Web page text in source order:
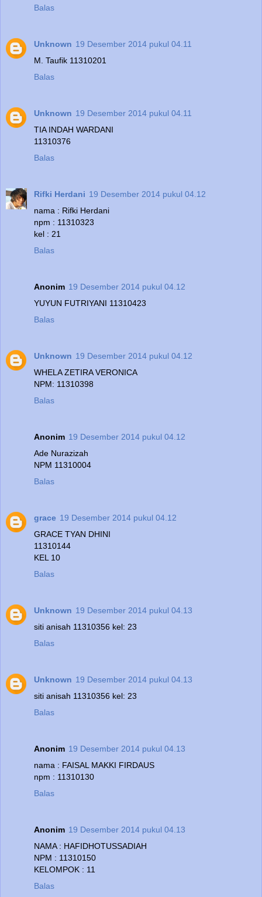
Balas
Unknown 19 Desember 2014 pukul 04.11
M. Taufik 11310201
Balas
Unknown 19 Desember 2014 pukul 04.11
TIA INDAH WARDANI
11310376
Balas
Rifki Herdani 19 Desember 2014 pukul 04.12
nama : Rifki Herdani
npm : 11310323
kel : 21
Balas
Anonim 19 Desember 2014 pukul 04.12
YUYUN FUTRIYANI 11310423
Balas
Unknown 19 Desember 2014 pukul 04.12
WHELA ZETIRA VERONICA
NPM: 11310398
Balas
Anonim 19 Desember 2014 pukul 04.12
Ade Nurazizah
NPM 11310004
Balas
grace 19 Desember 2014 pukul 04.12
GRACE TYAN DHINI
11310144
KEL 10
Balas
Unknown 19 Desember 2014 pukul 04.13
siti anisah 11310356 kel: 23
Balas
Unknown 19 Desember 2014 pukul 04.13
siti anisah 11310356 kel: 23
Balas
Anonim 19 Desember 2014 pukul 04.13
nama : FAISAL MAKKI FIRDAUS
npm : 11310130
Balas
Anonim 19 Desember 2014 pukul 04.13
NAMA : HAFIDHOTUSSADIAH
NPM : 11310150
KELOMPOK : 11
Balas